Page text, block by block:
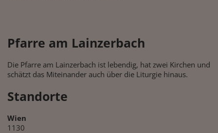
Pfarre am Lainzerbach
Die Pfarre am Lainzerbach ist lebendig, hat zwei Kirchen und
schätzt das Miteinander auch über die Liturgie hinaus.
Standorte
Wien
1130